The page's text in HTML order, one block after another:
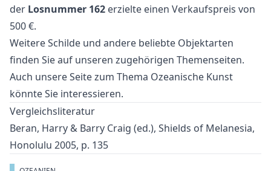
der Losnummer 162 erzielte einen Verkaufspreis von
500 €.
WeitereSchilde und andere beliebte Objektarten
finden Sie auf unseren zugehörigen Themenseiten.
Auch unsere Seite zum Thema Ozeanische Kunst
könnte Sie interessieren.
Vergleichsliteratur
Beran, Harry & Barry Craig (ed.), Shields of Melanesia,
Honolulu 2005, p. 135